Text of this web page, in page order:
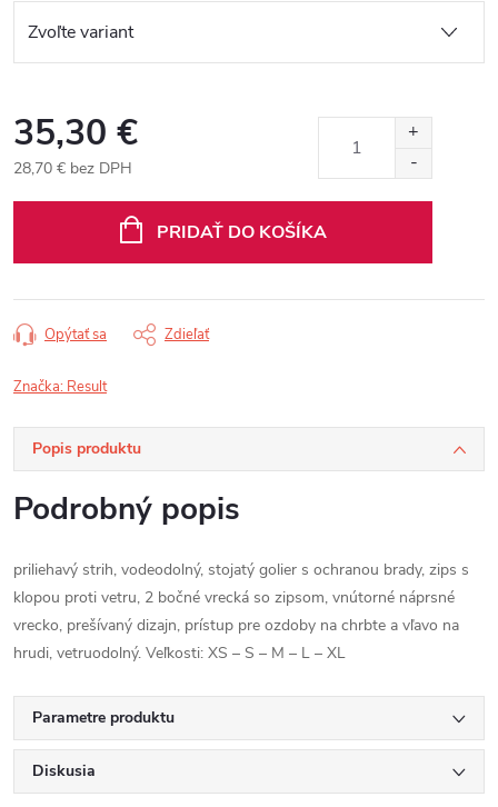
35,30 €
28,70 € bez DPH
PRIDAŤ DO KOŠÍKA
Opýtať sa Zdieľať
Značka: Result
Popis produktu
Podrobný popis
priliehavý strih, vodeodolný, stojatý golier s ochranou brady, zips s
klopou proti vetru, 2 bočné vrecká so zipsom, vnútorné náprsné
vrecko, prešívaný dizajn, prístup pre ozdoby na chrbte a vľavo na
hrudi, vetruodolný. Veľkosti: XS – S – M – L – XL
Parametre produktu
Diskusia